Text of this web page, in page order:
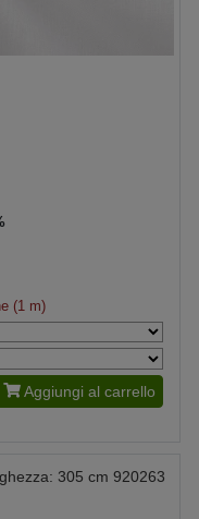
(1 m)
Aggiungi al carrello
305 cm 920263